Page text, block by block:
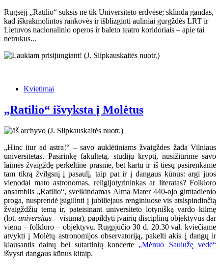
Rugsėjį „Ratilio“ suksis ne tik Universiteto erdvėse; sklinda gandas,
kad iškrakmolintos rankovės ir išblizginti auliniai gurgždės LRT ir
Lietuvos nacionalinio operos ir baleto teatro koridoriais – apie tai
netrukus...
Kvietimai
„Ratilio“ išvyksta į Molėtus
„Hinc itur ad astra!“ – savo auklėtiniams žvaigždes žada Vilniaus
universitetas. Pasirinkę fakultetą, studijų kryptį, nusižiūrime savo
laimės žvaigždę perkeltine prasme, bet kartu ir iš tiesų pasirenkame
tam tikrą žvilgsnį į pasaulį, taip pat ir į dangaus kūnus: argi juos
vienodai mato astronomas, religijotyrininkas ar literatas? Folkloro
ansamblis „Ratilio“, sveikindamas Alma Mater 440-ojo gimtadienio
proga, nusprendė įsigilinti į jubiliejaus renginiuose vis atsispindinčią
žvaigždžių temą ir, pateisinant universiteto lotynišką vardo kilmę
(lot. universitas – visuma), papildyti įvairių disciplinų objektyvus dar
vienu – folkloro – objektyvu. Rugpjūčio 30 d. 20.30 val. kviečiame
atvykti į Molėtų astronomijos observatoriją, pakelti akis į dangų ir
klausantis dainų bei sutartinių koncerte „Mėnuo Saulužę vedė“
išvysti dangaus kūnus kitaip.